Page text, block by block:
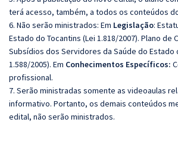
terá acesso, também, a todos os conteúdos
6. Não serão ministrados: Em Legislação:
Estado do Tocantins (Lei 1.818/2007). Plano de
Subsídios dos Servidores da Saúde do Estado
1.588/2005). Em Conhecimentos Específicos:
profissional.
7. Serão ministradas somente as videoaulas
informativo. Portanto, os demais conteúdos
edital, não serão ministrados.